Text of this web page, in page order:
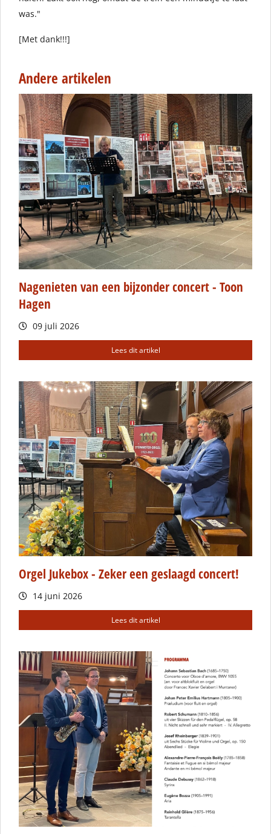
was."
[Met dank!!!]
Andere artikelen
Nagenieten van een bijzonder concert - Toon
Hagen
09 juli 2026
Lees dit artikel
Orgel Jukebox - Zeker een geslaagd concert!
14 juni 2026
Lees dit artikel